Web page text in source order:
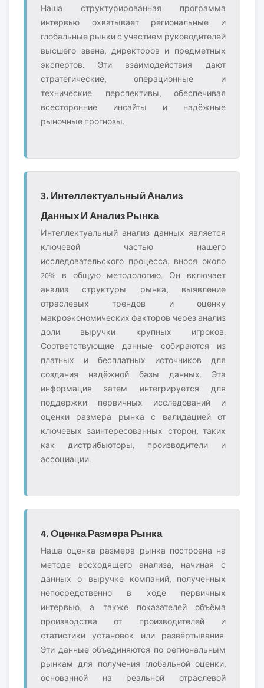
Наша структурированная программа
интервью охватывает региональные и
глобальные рынки с участием руководителей
высшего звена, директоров и предметных
экспертов. Эти взаимодействия дают
стратегические, операционные и
технические перспективы, обеспечивая
всесторонние инсайты и надёжные
рыночные прогнозы.
3. Интеллектуальный Анализ
Данных И Анализ Рынка
Интеллектуальный анализ данных является
ключевой частью нашего
исследовательского процесса, внося около
20% в общую методологию. Он включает
анализ структуры рынка, выявление
отраслевых трендов и оценку
макроэкономических факторов через анализ
доли выручки крупных игроков.
Соответствующие данные собираются из
платных и бесплатных источников для
создания надёжной базы данных. Эта
информация затем интегрируется для
поддержки первичных исследований и
оценки размера рынка с валидацией от
ключевых заинтересованных сторон, таких
как дистрибьюторы, производители и
ассоциации.
4. Оценка Размера Рынка
Наша оценка размера рынка построена на
методе восходящего анализа, начиная с
данных о выручке компаний, полученных
непосредственно в ходе первичных
интервью, а также показателей объёма
производства от производителей и
статистики установок или развёртывания.
Эти данные объединяются по региональным
рынкам для получения глобальной оценки,
основанной на реальной отраслевой